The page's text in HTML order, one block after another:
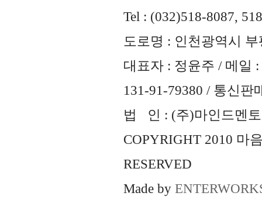
Tel : (032)518-8087,
도로명 : 인천광역시
대표자 : 정윤주 / 메일 :
131-91-79380 / 통신판
법 인 : (주)마인드멘토
COPYRIGHT 2010 마
RESERVED
Made by